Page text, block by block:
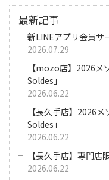
最新記事
新LINEアプリ会員サ
2026.07.29
【mozo店】2026
Soldes」
2026.06.22
【長久手店】2026
Soldes」
2026.06.22
【長久手店】専門
2026.06.22